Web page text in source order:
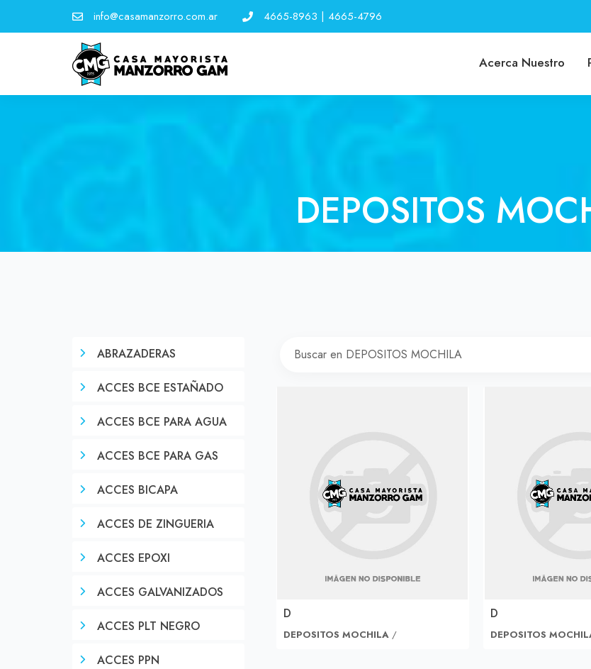
info@casamanzorro.com.ar 4665-8963 | 4665-4796
Acerca Nuestro
DEPOSITOS
D
DEPOSITOS MOCHILA/
D
DEPOSITOS
ABRAZADERAS
ACCES BCE ESTAÑADO
ACCES BCE PARA AGUA
ACCES BCE PARA GAS
ACCES BICAPA
ACCES DE ZINGUERIA
ACCES EPOXI
ACCES GALVANIZADOS
ACCES PLT NEGRO
ACCES PPN